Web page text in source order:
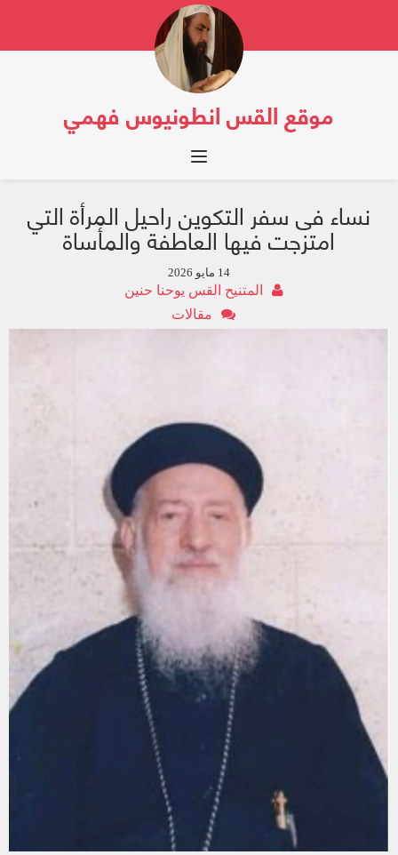
موقع القس انطونيوس فهمي
Toggle navigation
نساء فى سفر التكوين راحيل المرأة التي
امتزجت فيها العاطفة والمأساة
14 مايو 2026
المتنيح القس يوحنا حنين
مقالات